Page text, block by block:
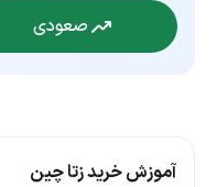
صعودی
آموزش خرید زتا چین